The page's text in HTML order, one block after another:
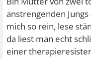
anstrengenden
mich so rein, lese
da liest man echt
einer